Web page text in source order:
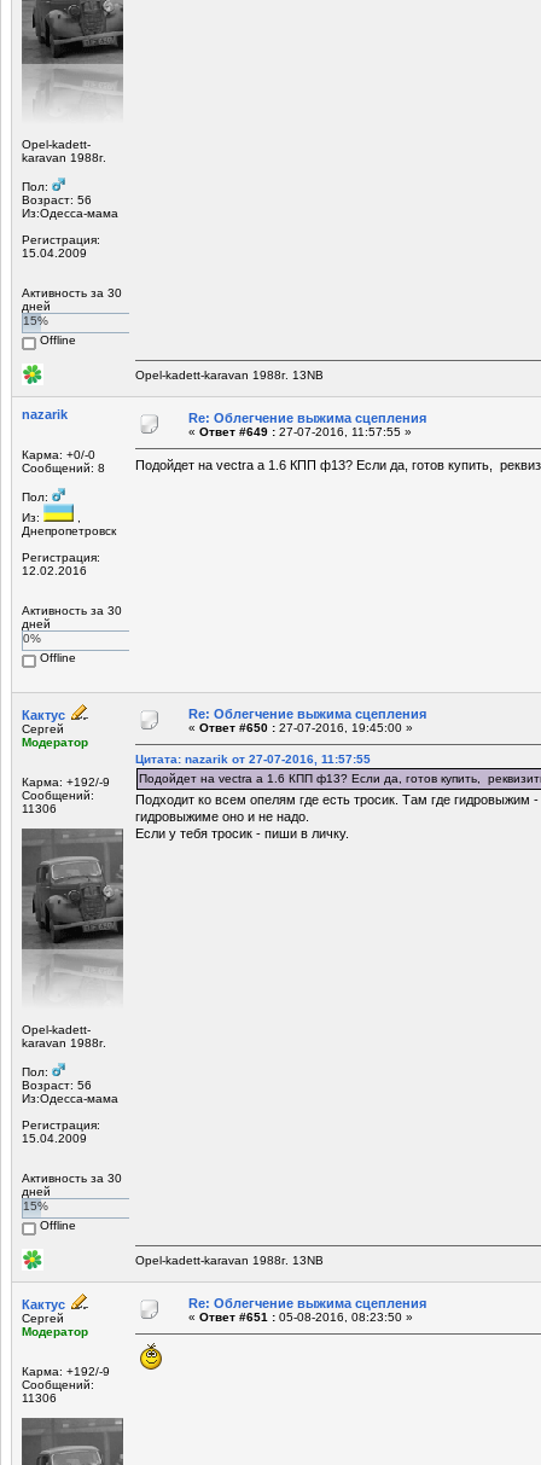
Opel-kadett-
karavan 1988г.
Пол:
Возраст: 56
Из:Одесса-мама
Регистрация:
15.04.2009
Активность за 30
дней
15%
Offline
Opel-kadett-karavan 1988г. 13NB
nazarik
Карма: +0/-0
Сообщений: 8
Пол:
Из:
Днепропетровск
Регистрация:
12.02.2016
Активность за 30
дней
0%
Offline
Re: Облегчение выжима сцепления
« Ответ #649 : 27-07-2016, 11:57:55 »
Подойдет на vectra a 1.6 КПП ф13? Если да, готов купить,
Кактус
Сергей
Модератор
Карма: +192/-9
Сообщений:
11306
Opel-kadett-
karavan 1988г.
Пол:
Возраст: 56
Из:Одесса-мама
Регистрация:
15.04.2009
Активность за 30
дней
15%
Offline
Re: Облегчение выжима сцепления
« Ответ #650 : 27-07-2016, 19:45:00 »
Цитата: nazarik от 27-07-2016, 11:57:55
Подойдет на vectra a 1.6 КПП ф13? Если да, готов купить,
Подходит ко всем опелям где есть тросик. Там где гидровыжим
гидровыжиме оно и не надо.
Если у тебя тросик - пиши в личку.
Opel-kadett-karavan 1988г. 13NB
Кактус
Сергей
Модератор
Карма: +192/-9
Сообщений:
11306
Re: Облегчение выжима сцепления
« Ответ #651 : 05-08-2016, 08:23:50 »